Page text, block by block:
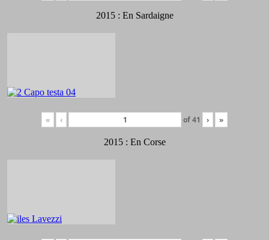
2015 : En Sardaigne
« ‹ of41 › »
2015 : En Corse